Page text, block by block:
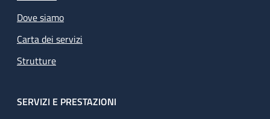
Dove siamo
Carta dei servizi
Strutture
SERVIZI E PRESTAZIONI